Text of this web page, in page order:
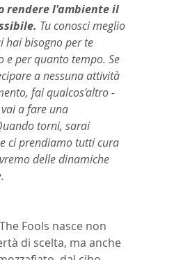
rendere l'ambiente il
Tu conosci meglio
hai bisogno per te
e per quanto tempo. Se
a nessuna attività
fai qualcos'altro -
a fare una
torni, sarai
ci prendiamo tutti cura
delle dinamiche
Fools nasce non
di scelta, ma anche